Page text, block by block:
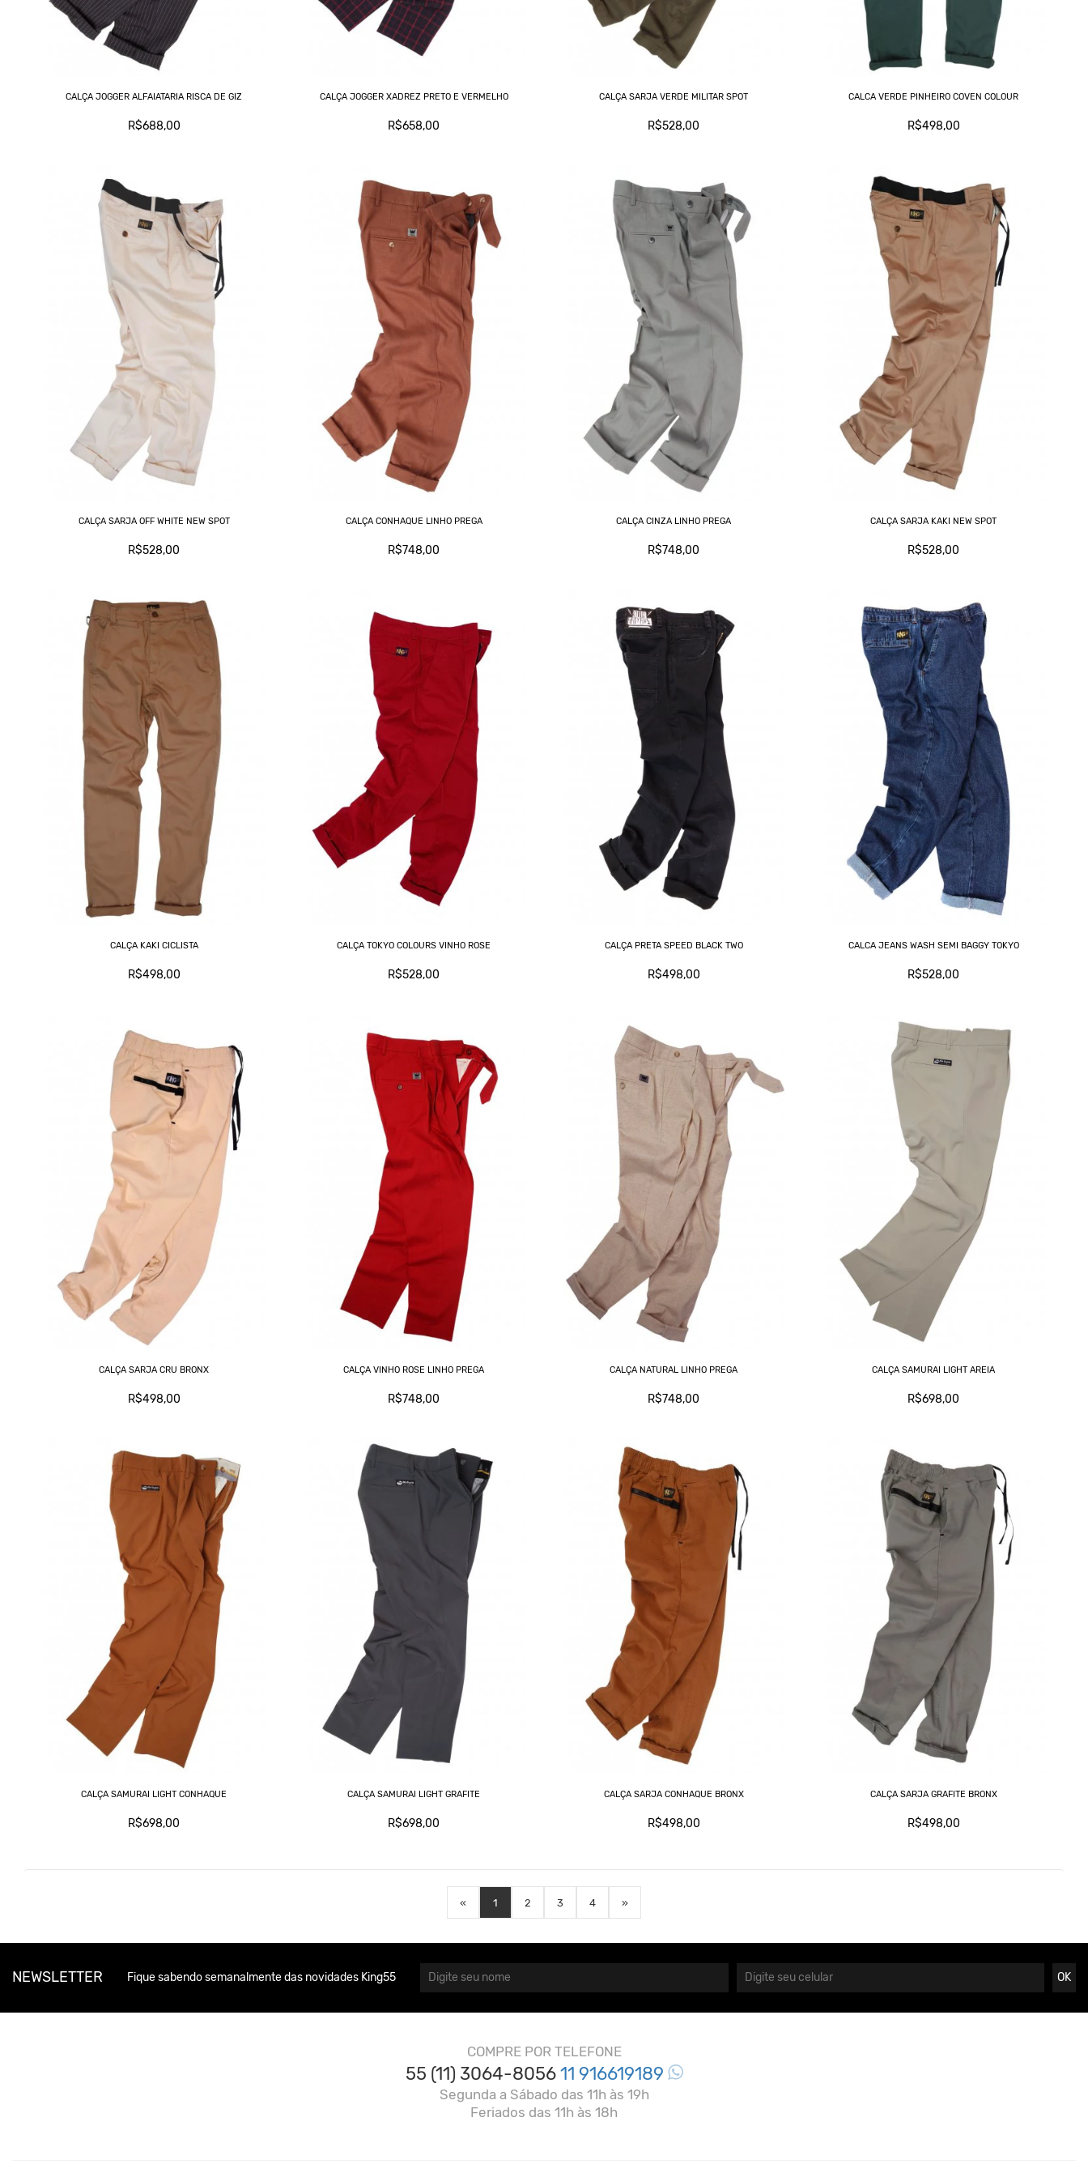
CALÇA JOGGER ALFAIATARIA RISCA DE GIZ
R$688,00
CALÇA JOGGER XADREZ PRETO E VERMELHO
R$658,00
CALÇA SARJA VERDE MILITAR SPOT
R$528,00
CALCA VERDE PINHEIRO COVEN COLOUR
R$498,00
CALÇA SARJA OFF WHITE NEW SPOT
R$528,00
CALÇA CONHAQUE LINHO PREGA
R$748,00
CALÇA CINZA LINHO PREGA
R$748,00
CALÇA SARJA KAKI NEW SPOT
R$528,00
CALÇA KAKI CICLISTA
R$498,00
CALÇA TOKYO COLOURS VINHO ROSE
R$528,00
CALÇA PRETA SPEED BLACK TWO
R$498,00
CALCA JEANS WASH SEMI BAGGY TOKYO
R$528,00
CALÇA SARJA CRU BRONX
R$498,00
CALÇA VINHO ROSE LINHO PREGA
R$748,00
CALÇA NATURAL LINHO PREGA
R$748,00
CALÇA SAMURAI LIGHT AREIA
R$698,00
CALÇA SAMURAI LIGHT CONHAQUE
R$698,00
CALÇA SAMURAI LIGHT GRAFITE
R$698,00
CALÇA SARJA CONHAQUE BRONX
R$498,00
CALÇA SARJA GRAFITE BRONX
R$498,00
« 1 2 3 4 »
NEWSLETTER Fique sabendo semanalmente das novidades King55 OK
COMPRE POR TELEFONE
55 (11) 3064-805611 916619189
Segunda a Sábado das 11h às 19h
Feriados das 11h às 18h